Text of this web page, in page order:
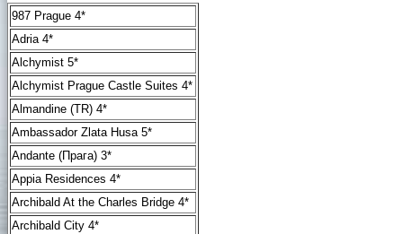
987 Prague 4*
Adria 4*
Alchymist 5*
Alchymist Prague Castle Suites 4*
Almandine (TR) 4*
Ambassador Zlata Husa 5*
Andante (Прага) 3*
Appia Residences 4*
Archibald At the Charles Bridge 4*
Archibald City 4*